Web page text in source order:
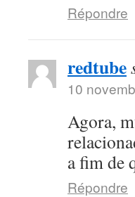
Répondre
redtube
10
Agora,
a fim de
Répondre